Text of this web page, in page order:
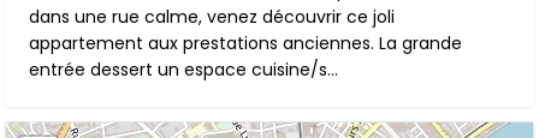
dans une rue calme, venez découvrir ce joli
appartement aux prestations anciennes. La grande
entrée dessert un espace cuisine/s...